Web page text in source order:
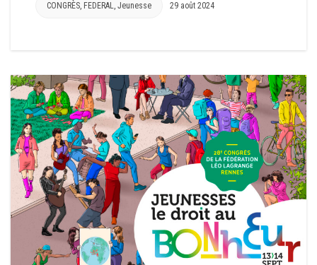
CONGRÈS, FEDERAL, Jeunesse 29 août 2024